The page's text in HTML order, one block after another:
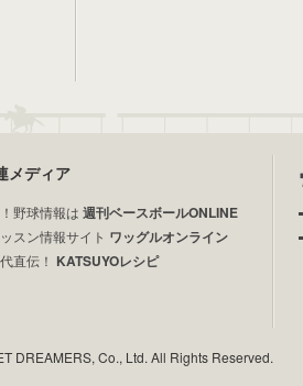
メディア
野球情報は 週刊ベースボールONLINE
スン情報サイト ワッグルオンライン
直伝！ KATSUYOレシピ
DREAMERS, Co., Ltd. All Rights Reserved.